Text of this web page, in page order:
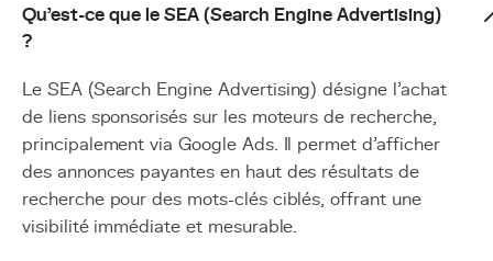
Qu'est-ce que le SEA (Search Engine Advertising)
?
Le SEA (Search Engine Advertising) désigne l'achat
de liens sponsorisés sur les moteurs de recherche,
principalement via Google Ads. Il permet d'afficher
des annonces payantes en haut des résultats de
recherche pour des mots-clés ciblés, offrant une
visibilité immédiate et mesurable.